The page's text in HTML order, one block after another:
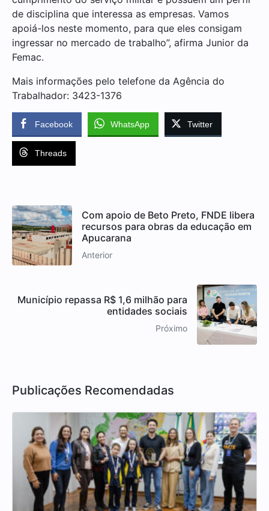
de disciplina que interessa as empresas. Vamos
apoiá-los neste momento, para que eles consigam
ingressar no mercado de trabalho”, afirma Junior da
Femac.
Mais informações pelo telefone da Agência do
Trabalhador: 3423-1376
Facebook WhatsApp Twitter
Threads
Com apoio de Beto Preto, FNDE libera
recursos para obras da educação em
Apucarana
Anterior
Município repassa R$ 1,6 milhão para
entidades sociais
Próximo
Publicações Recomendadas